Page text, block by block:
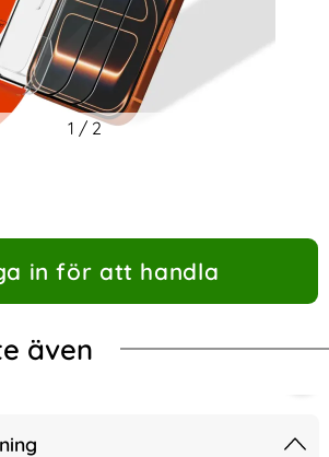
1 / 2
in för att handla
även